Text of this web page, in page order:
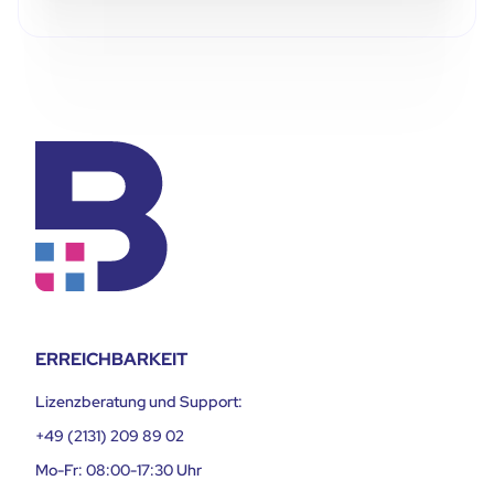
ERREICHBARKEIT
Lizenzberatung und Support:
+49 (2131) 209 89 02
Mo-Fr: 08:00-17:30 Uhr